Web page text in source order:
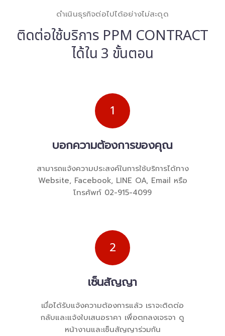
ดำเนินธุรกิจต่อไปได้อย่างไม่สะดุด
ติดต่อใช้บริการ PPM CONTRACT
ได้ใน 3 ขั้นตอน
1
บอกความต้องการของคุณ
สามารถแจ้งความประสงค์ในการใช้บริการได้ทาง
Website, Facebook, LINE OA, Email หรือ
โทรศัพท์ 02-915-4099
2
เซ็นสัญญา
เมื่อได้รับแจ้งความต้องการแล้ว เราจะติดต่อ
กลับและแจ้งใบเสนอราคา เพื่อตกลงเจรจา ดู
หน้างานและเซ็นสัญญาร่วมกัน